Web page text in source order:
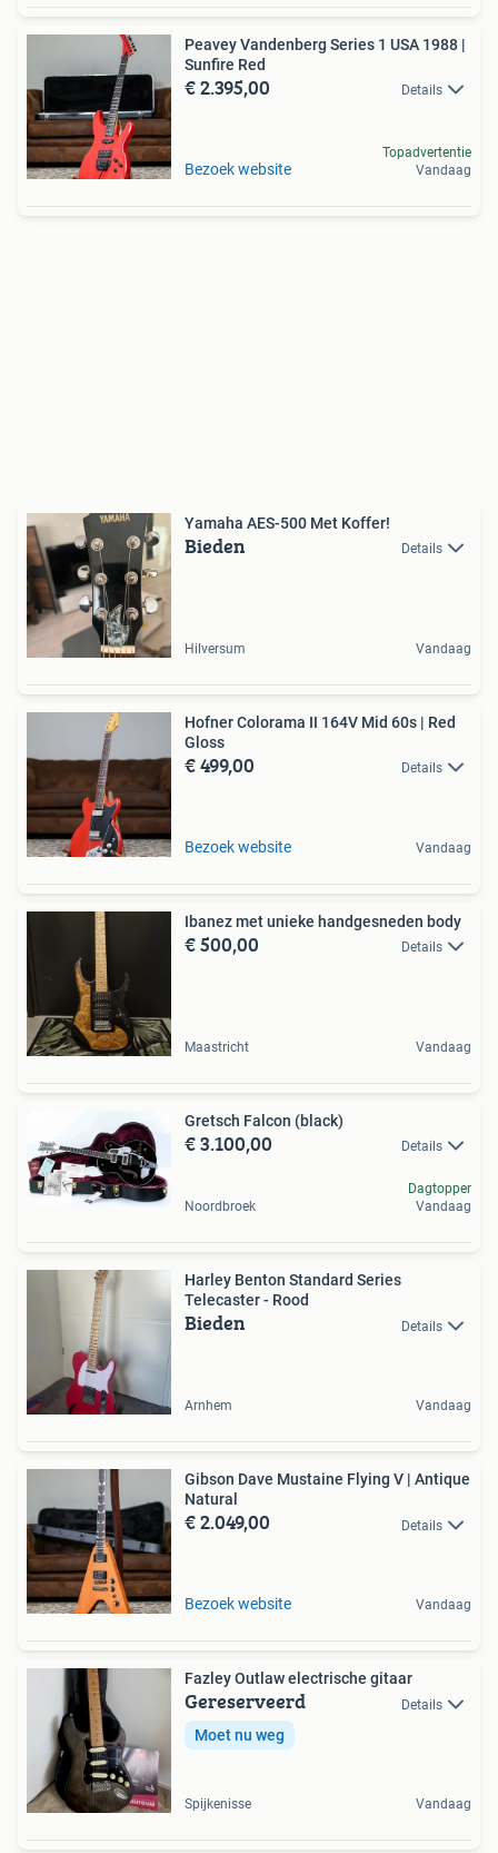
Peavey Vandenberg Series 1 USA 1988 |
Sunfire Red
€ 2.395,00 Details
Bezoek website
Topadvertentie
Vandaag
Yamaha AES-500 Met Koffer!
Bieden Details
Hilversum Vandaag
Hofner Colorama II 164V Mid 60s | Red
Gloss
€ 499,00 Details
Bezoek website Vandaag
Ibanez met unieke handgesneden body
€ 500,00 Details
Maastricht Vandaag
Gretsch Falcon (black)
€ 3.100,00 Details
Noordbroek
Dagtopper
Vandaag
Harley Benton Standard Series
Telecaster - Rood
Bieden Details
Arnhem Vandaag
Gibson Dave Mustaine Flying V | Antique
Natural
€ 2.049,00 Details
Bezoek website Vandaag
Fazley Outlaw electrische gitaar
Gereserveerd Details
Moet nu weg
Spijkenisse Vandaag